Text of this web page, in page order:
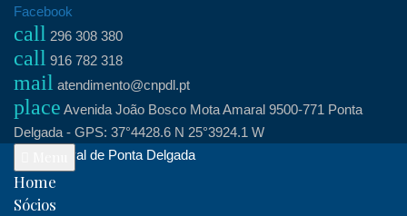
Skip
content
Facebook
call 296 308 380
call 916 782 318
mail atendimento@cnpdl.pt
place Avenida João Bosco Mota Amaral 9500-771 Ponta
Delgada - GPS: 37°4428.6 N 25°3924.1 W
Clube Naval de Ponta Delgada
Home
Sócios